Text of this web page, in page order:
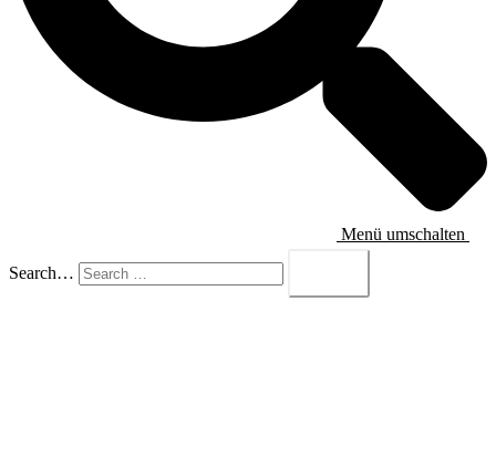
Menü umschalten
Search…